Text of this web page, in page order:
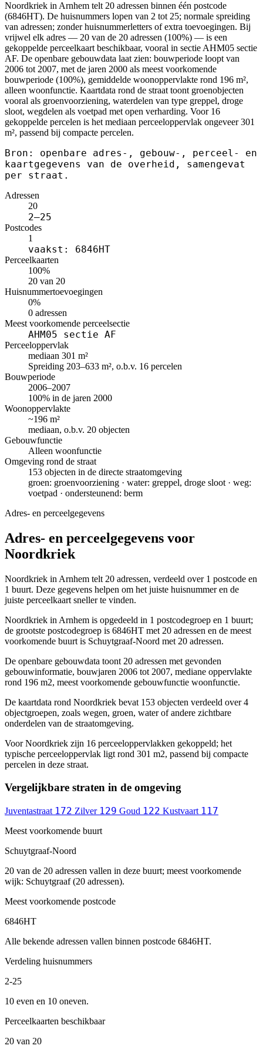
Noordkriek in Arnhem telt 20 adressen binnen één postcode
(6846HT). De huisnummers lopen van 2 tot 25; normale spreiding
van adressen; zonder huisnummerletters of extra toevoegingen. Bij
vrijwel elk adres — 20 van de 20 adressen (100%) — is een
gekoppelde perceelkaart beschikbaar, vooral in sectie AHM05 sectie
AF. De openbare gebouwdata laat zien: bouwperiode loopt van
2006 tot 2007, met de jaren 2000 als meest voorkomende
bouwperiode (100%), gemiddelde woonoppervlakte rond 196 m²,
alleen woonfunctie. Kaartdata rond de straat toont groenobjecten
vooral als groenvoorziening, waterdelen van type greppel, droge
sloot, wegdelen als voetpad met open verharding. Voor 16
gekoppelde percelen is het mediaan perceeloppervlak ongeveer 301
m², passend bij compacte percelen.
Bron: openbare adres-, gebouw-, perceel- en
kaartgegevens van de overheid, samengevat
per straat.
Adressen
20
2–25
Postcodes
1
vaakst: 6846HT
Perceelkaarten
100%
20 van 20
Huisnummertoevoegingen
0%
0 adressen
Meest voorkomende perceelsectie
AHM05 sectie AF
Perceeloppervlak
mediaan 301 m²
Spreiding 203–633 m², o.b.v. 16 percelen
Bouwperiode
2006–2007
100% in de jaren 2000
Woonoppervlakte
~196 m²
mediaan, o.b.v. 20 objecten
Gebouwfunctie
Alleen woonfunctie
Omgeving rond de straat
153 objecten in de directe straatomgeving
groen: groenvoorziening · water: greppel, droge sloot · weg:
voetpad · ondersteunend: berm
Adres- en perceelgegevens
Adres- en perceelgegevens voor
Noordkriek
Noordkriek in Arnhem telt 20 adressen, verdeeld over 1 postcode en
1 buurt. Deze gegevens helpen om het juiste huisnummer en de
juiste perceelkaart sneller te vinden.
Noordkriek in Arnhem is opgedeeld in 1 postcodegroep en 1 buurt;
de grootste postcodegroep is 6846HT met 20 adressen en de meest
voorkomende buurt is Schuytgraaf-Noord met 20 adressen.
De openbare gebouwdata toont 20 adressen met gevonden
gebouwinformatie, bouwjaren 2006 tot 2007, mediane oppervlakte
rond 196 m2, meest voorkomende gebouwfunctie woonfunctie.
De kaartdata rond Noordkriek bevat 153 objecten verdeeld over 4
objectgroepen, zoals wegen, groen, water of andere zichtbare
onderdelen van de straatomgeving.
Voor Noordkriek zijn 16 perceeloppervlakken gekoppeld; het
typische perceeloppervlak ligt rond 301 m2, passend bij compacte
percelen in deze straat.
Vergelijkbare straten in de omgeving
Juventastraat 172 Zilver 129 Goud 122 Kustvaart 117
Meest voorkomende buurt
Schuytgraaf-Noord
20 van de 20 adressen vallen in deze buurt; meest voorkomende
wijk: Schuytgraaf (20 adressen).
Meest voorkomende postcode
6846HT
Alle bekende adressen vallen binnen postcode 6846HT.
Verdeling huisnummers
2-25
10 even en 10 oneven.
Perceelkaarten beschikbaar
20 van 20